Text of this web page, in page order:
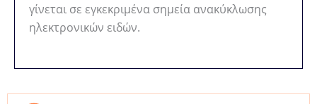
γίνεται σε εγκεκριμένα σημεία ανακύκλωσης
ηλεκτρονικών ειδών.